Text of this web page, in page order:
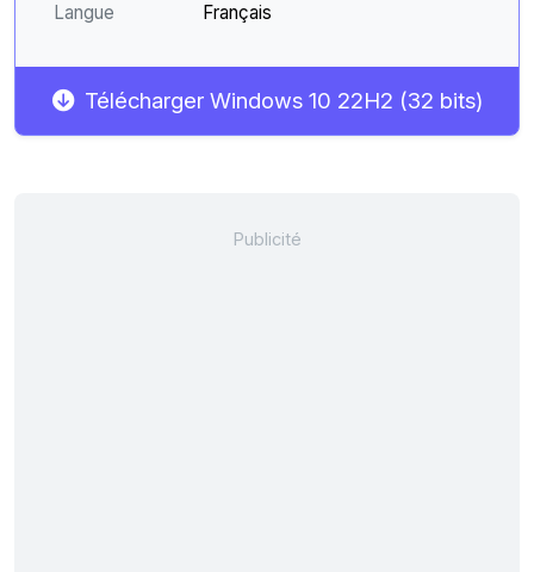
Langue Français
Télécharger Windows 10 22H2 (32 bits)